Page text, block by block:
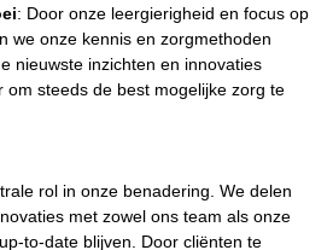
: Door onze leergierigheid en focus op
we onze kennis en zorgmethoden
nieuwste inzichten en innovaties
om steeds de best mogelijke zorg te
rol in onze benadering. We delen
met zowel ons team als onze
to-date blijven. Door cliënten te